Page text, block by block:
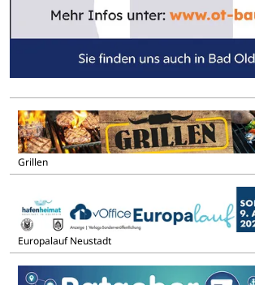
Grillen
Europalauf Neustadt